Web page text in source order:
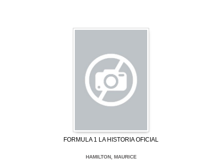
FORMULA 1 LA HISTORIA OFICIAL
HAMILTON, MAURICE